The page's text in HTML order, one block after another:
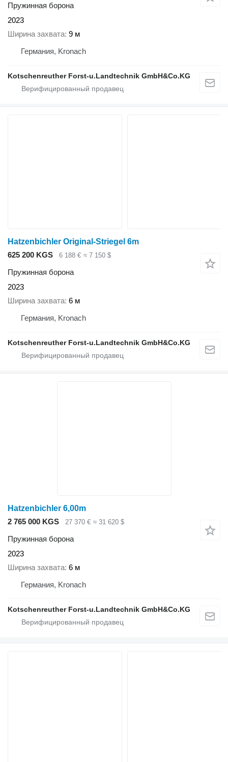
Пружинная борона
2023
Ширина захвата 9 м
Германия, Kronach
Kotschenreuther Forst-u.Landtechnik GmbH&Co.KG
Hatzenbichler Original-Striegel 6m
625 200 KGS
6 188 € ≈ 7 150 $
Пружинная борона
2023
Ширина захвата 6 м
Германия, Kronach
Kotschenreuther Forst-u.Landtechnik GmbH&Co.KG
Hatzenbichler 6,00m
2 765 000 KGS
27 370 € ≈ 31 620 $
Пружинная борона
2023
Ширина захвата 6 м
Германия, Kronach
Kotschenreuther Forst-u.Landtechnik GmbH&Co.KG